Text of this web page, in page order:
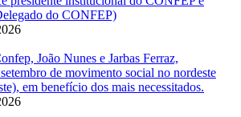
do CONFEP)
João Nunes e Jarbas Ferraz,
de movimento social no nordeste
em benefício dos mais necessitados.